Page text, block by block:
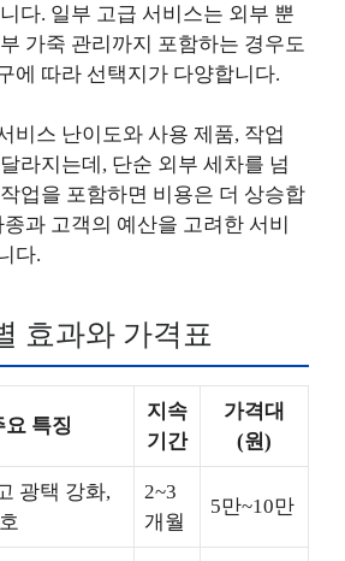
다. 일부 고급 서비스는 외부 뿐
가죽 관리까지 포함하는 경우도
에 따라 선택지가 다양합니다.
비스 난이도와 사용 제품, 작업
라지는데, 단순 외부 세차를 넘
업을 포함하면 비용은 더 상승합
과 고객의 예산을 고려한 서비
다.
효과와 가격표
요 특징
지속
기간
가격대
(원)
광택 강화,
2~3
개월
5만~10만